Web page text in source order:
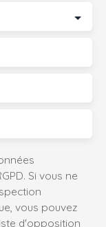
Si vous ne
vous pouvez
d'opposition